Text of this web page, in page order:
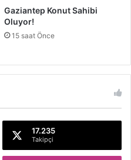
Gaziantep Konut Sahibi
Oluyor!
15 saat Önce
17.235
Takipçi